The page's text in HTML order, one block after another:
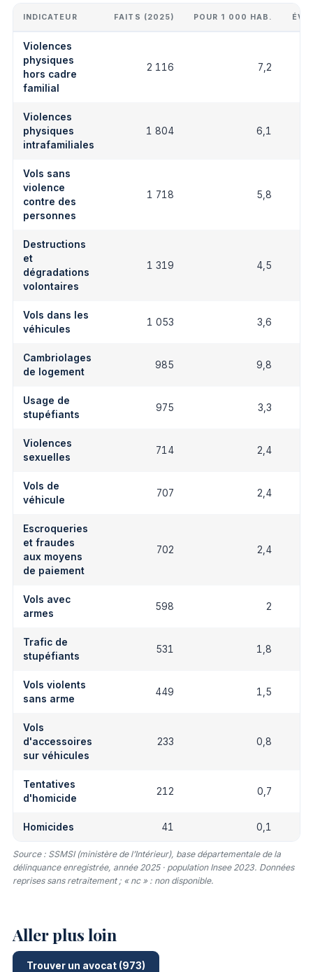
INDICATEUR FAITS (2025) POUR 1 000 HAB.
Violences
physiques
hors cadre
familial
2 116 7,2
Violences
physiques
intrafamiliales
1 804 6,1
Vols sans
violence
contre des
personnes
1 718 5,8
Destructions
et
dégradations
volontaires
1 319 4,5
Vols dans les
véhicules
1 053 3,6
Cambriolages
de logement
985 9,8
Usage de
stupéfiants
975 3,3
Violences
sexuelles
714 2,4
Vols de
véhicule
707 2,4
Escroqueries
et fraudes
aux moyens
de paiement
702 2,4
Vols avec
armes
598 2
Trafic de
stupéfiants
531 1,8
Vols violents
sans arme
449 1,5
Vols
d'accessoires
sur véhicules
233 0,8
Tentatives
d'homicide
212 0,7
Homicides 41 0,1
Source : SSMSI (ministère de l’Intérieur), base départementale de la
délinquance enregistrée, année 2025 · population Insee 2023. Données
reprises sans retraitement ; « nc » : non disponible.
Aller plus loin
Trouver un avocat (973)